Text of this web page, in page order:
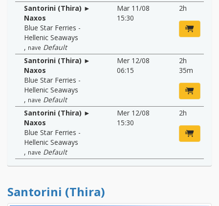
Santorini (Thira) ►
Naxos
Blue Star Ferries -
Hellenic Seaways
, nave Default
Mar 11/08
15:30
2h
Santorini (Thira) ►
Naxos
Blue Star Ferries -
Hellenic Seaways
, nave Default
Mer 12/08
06:15
2h
35m
Santorini (Thira) ►
Naxos
Blue Star Ferries -
Hellenic Seaways
, nave Default
Mer 12/08
15:30
2h
Santorini (Thira)